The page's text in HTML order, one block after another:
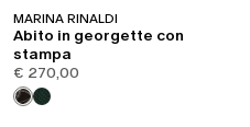
MARINA RINALDI
Abito in georgette con
stampa
€ 270,00